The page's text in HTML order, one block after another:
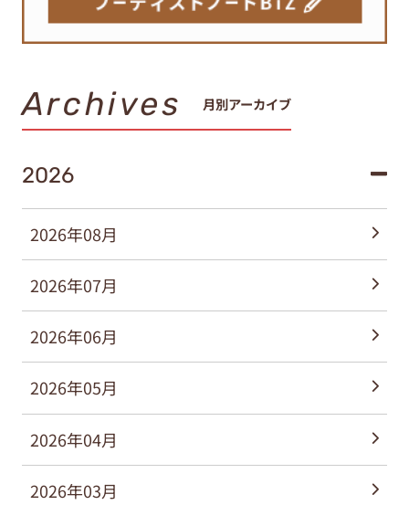
Archives 月別アーカイブ
2026
2026年08月
2026年07月
2026年06月
2026年05月
2026年04月
2026年03月